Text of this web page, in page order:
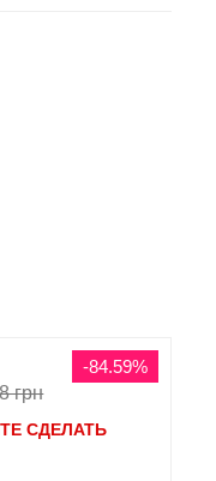
грн
СДЕЛАТЬ
-84.59%